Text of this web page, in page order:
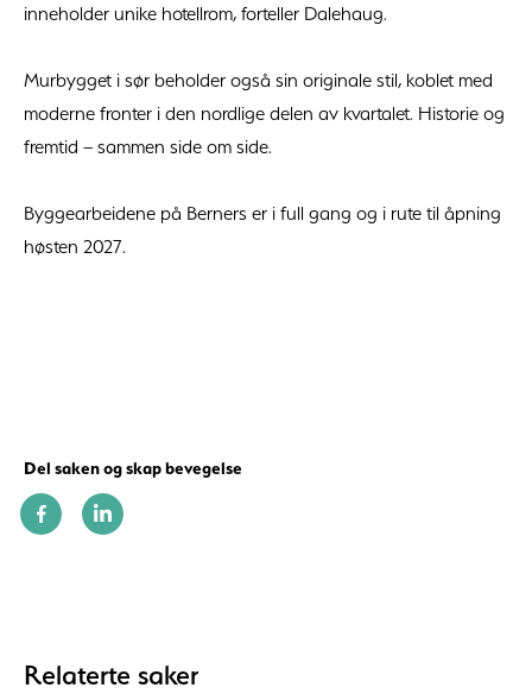
inneholder unike hotellrom, forteller Dalehaug.
Murbygget i sør beholder også sin originale stil, koblet med
moderne fronter i den nordlige delen av kvartalet. Historie og
fremtid – sammen side om side.
Byggearbeidene på Berners er i full gang og i rute til åpning
høsten 2027.
Del saken og skap bevegelse
Relaterte saker